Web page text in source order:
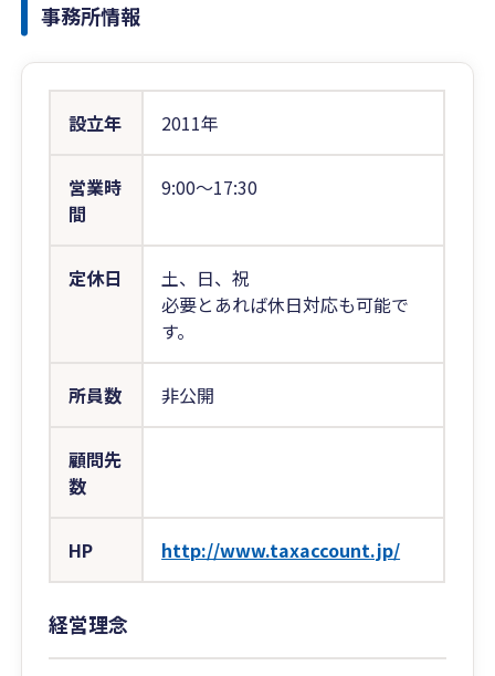
事務所情報
設立年 2011年
営業時
間
9:00〜17:30
定休日
土、日、祝
必要とあれば休日対応も可能で
す。
所員数 非公開
顧問先
数
HP http://www.taxaccount.jp/
経営理念